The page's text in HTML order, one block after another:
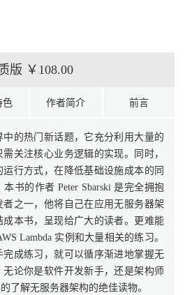
版 ￥108.00
色 作者简介 前言
的热门新话题，它充分利用大量的
关注核心业务逻辑的实现。同时，
行方式，在降低基础设施成本的同
书的作者 Peter Sbarski 是完全拥抱
之一，他将自己在应用无服务器架
本书，呈现给广大的读者。更难能
Lambda 实例和大量相关的练习。
成练习，就可以循序渐进地掌握无
论你是软件开发新手，还是架构师
了解无服务器架构的绝佳读物。